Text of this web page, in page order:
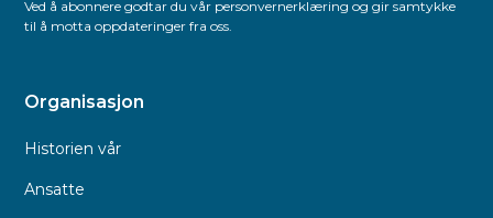
Ved å abonnere godtar du vår personvernerklæring og gir samtykke
til å motta oppdateringer fra oss.
Organisasjon
Historien vår
Ansatte